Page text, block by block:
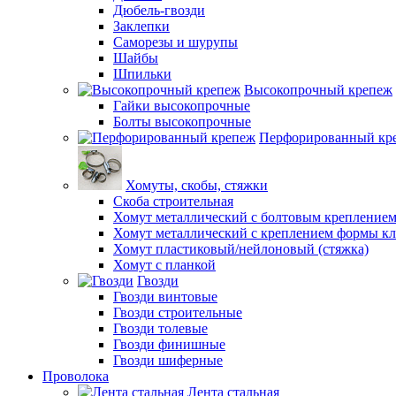
Дюбель-гвозди
Заклепки
Саморезы и шурупы
Шайбы
Шпильки
Высокопрочный крепеж
Гайки высокопрочные
Болты высокопрочные
Перфорированный
Хомуты, скобы, стяжки
Скоба строительная
Хомут металлический с болтовым креплением
Хомут металлический с креплением формы
Хомут пластиковый/нейлоновый (стяжка)
Хомут с планкой
Гвозди
Гвозди винтовые
Гвозди строительные
Гвозди толевые
Гвозди финишные
Гвозди шиферные
Проволока
Лента стальная